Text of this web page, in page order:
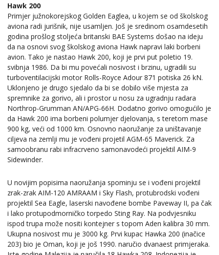
Hawk 200
Primjer južnokorejskog Golden Eaglea, u kojem se od školskog
aviona radi jurišnik, nije usamljen. Još je sredinom osamdesetih
godina prošlog stoljeća britanski BAE Systems došao na ideju
da na osnovi svog školskog aviona Hawk napravi laki borbeni
avion. Tako je nastao Hawk 200, koji je prvi put poletio 19.
svibnja 1986. Da bi mu povećali nosivost i brzinu, ugradili su
turboventilacijski motor Rolls-Royce Adour 871 potiska 26 kN.
Uklonjeno je drugo sjedalo da bi se dobilo više mjesta za
spremnike za gorivo, ali i prostor u nosu za ugradnju radara
Northrop-Grumman AN/APG-66H. Dodatno gorivo omogućilo je
da Hawk 200 ima borbeni polumjer djelovanja, s teretom mase
900 kg, veći od 1000 km. Osnovno naoružanje za uništavanje
ciljeva na zemlji mu je vođeni projetil AGM-65 Maverick. Za
samoobranu rabi infracrveno samonavodeći projektil AIM-9
Sidewinder.
U novijim popisima naoružanja spominju se i vođeni projektil
zrak-zrak AIM-120 AMRAAM i Sky Flash, protubrodski vođeni
projektil Sea Eagle, laserski navođene bombe Paveway II, pa čak
i lako protupodmorničko torpedo Sting Ray. Na podvjesniku
ispod trupa može nositi kontejner s topom Aden kalibra 30 mm.
Ukupna nosivost mu je 3000 kg. Prvi kupac Hawka 200 (inačice
203) bio je Oman, koji je još 1990. naručio dvanaest primjeraka.